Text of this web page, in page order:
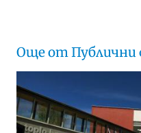
Още от Публични